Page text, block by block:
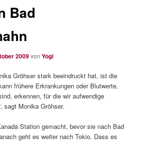
Bad
2009vonYogi
Gröhser stark beeindruckt hat, ist die
frühere Erkrankungen oder Blutwerte,
erkennen, für die wir aufwendige
sagt Monika Gröhser.
Station gemacht, bevor sie nach Bad
geht es weiter nach Tokio. Dass es